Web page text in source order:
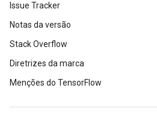
Issue Tracker
Notas da versão
Stack Overflow
Diretrizes da marca
Menções do TensorFlow